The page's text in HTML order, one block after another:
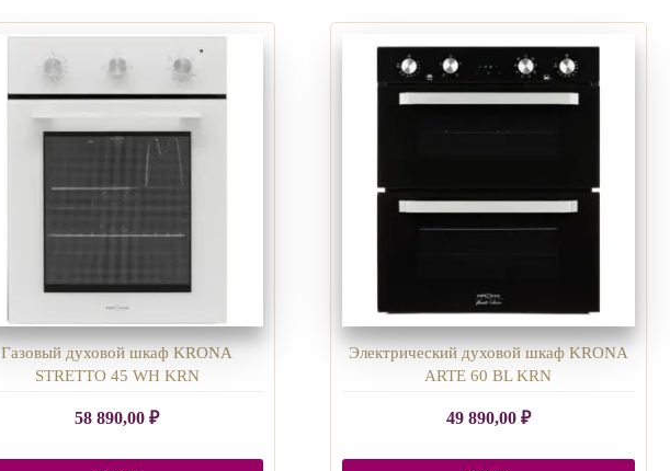
Газовый духовой шкаф KRONA
STRETTO 45 WH KRN
58 890,00₽
Электрический духовой шкаф KRONA
ARTE 60 BL KRN
49 890,00 ₽